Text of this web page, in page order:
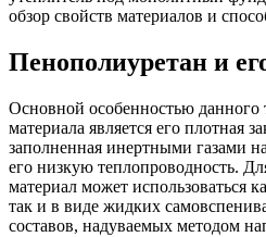
обзор свойств материалов и
Пенополиуретан и
Основной особенностью
материала является его плотная
заполненная инертными газами
его низкую теплопроводность.
материал может использоваться
так и в виде жидких
составов, надуваемых методом